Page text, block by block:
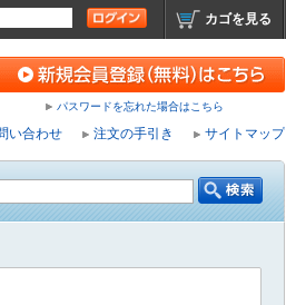
カゴを見る
パスワードを忘れた場合はこちら
い合わせ 注文の手引き サイトマップ